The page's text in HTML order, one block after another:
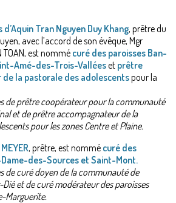
d’Aquin Tran Nguyen Duy Khang, prêtre du
avec l’accord de son évêque, Mgr
TOAN, est nommécuré des paroisses Ban-
Amé-des-Trois-Valléeset prêtre
de la pastorale des adolescentspour la
de prêtre coopérateur pour la communauté
et de prêtre accompagnateur de la
pour les zones Centre et Plaine.
, prêtre, est nommé curé des
des-Sources et Saint-Mont.
de curé doyen de la communauté de
Dié et de curé modérateur des paroisses
Marguerite.